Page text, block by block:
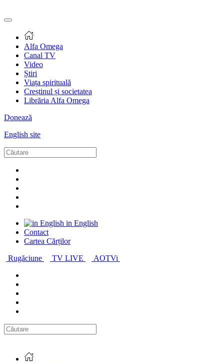
Alfa Omega
Canal TV
Video
Știri
Viața spirituală
Creștinul și societatea
Librăria Alfa Omega
Donează
English site
in English
Contact
Cartea Cărților
Rugăciune
TV LIVE AOTVi